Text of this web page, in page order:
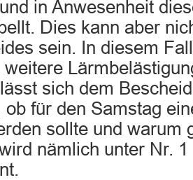
in Anwesenheit
Dies kann aber
sein. In diesem
weitere
sich dem
ob für den Samstag
sollte und warum
nämlich unter Nr.